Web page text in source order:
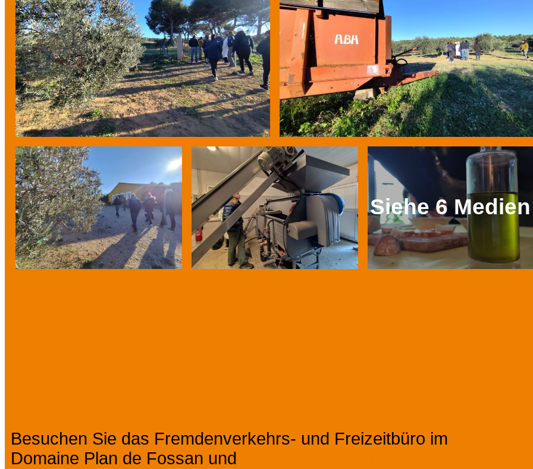
Siehe 6 Medien
Besuchen Sie das Fremdenverkehrs- und Freizeitbüro im
Domaine Plan de Fossan und